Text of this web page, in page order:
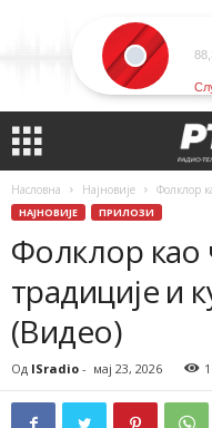
Насловна Најновије Фолклор
НАЈНОВИЈЕ ПРИЛОЗИ
Фолклор као
традиције и
(Видео)
Од ISradio - мај 23, 2026